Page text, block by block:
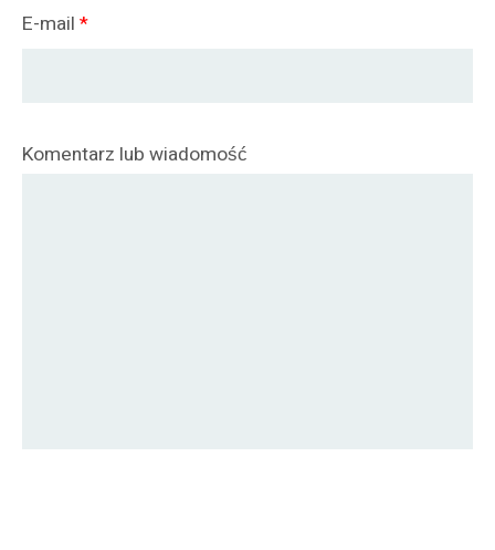
E-mail *
Komentarz lub wiadomość